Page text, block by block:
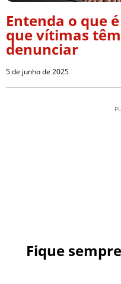
Entenda o que
que vítimas
denunciar
5 de junho de 2025
Fique